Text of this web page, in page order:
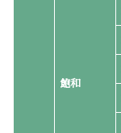
飽和